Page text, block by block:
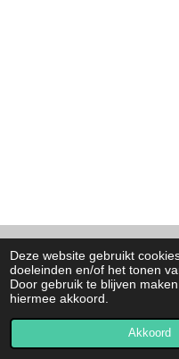
Deze website gebruikt
doeleinden en/of het tonen
Door gebruik te blijven
hiermee akkoord.
Akkoord
F
a
c
e
b
o
I
n
s
t
a
r
T
i
k
T
o
W
h
a
s
A
p
Contact
JouwWeb